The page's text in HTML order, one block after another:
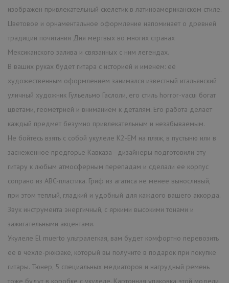
изображен привлекательный скелетик в латиноамериканском стиле.
Цветовое и орнаментальное оформление напоминает о древней
традиции почитания Дня мертвых во многих странах
Мексиканского залива и связанных с ним легендах.
В ваших руках будет гитара с историей и именем: её
художественным оформлением занимался известный итальянский
уличный художник Гульельмо Гаслоли, его стиль horror-vacui богат
цветами, геометрией и вниманием к деталям. Его работа делает
каждый предмет безумно привлекательным и незабываемым.
Не бойтесь взять с собой укулеле K2-EM на пляж, в пустыню или в
заснеженное предгорье Кавказа - дизайнеры подготовили эту
гитару к любым атмосферным перепадам и сделали ее корпус
сопрано из ABC-пластика. Гриф из агатиса не менее выносливый,
при этом теплый, гладкий и удобный для каждого вашего аккорда.
Звук инструмента энергичный, с яркими высокими тонами и
зажигательными акцентами.
Укулеле El muerto ультралегкая, вам будет комфортно перевозить
ее в чехле-рюкзаке, который вы получите в подарок при покупке
гитары. Тюнер, 5 специальных медиаторов и нагрудный ремень
тоже будут в коробке с укулеле. Картонная упаковка этой модели